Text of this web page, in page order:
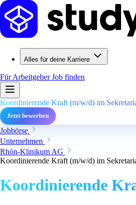
Alles für deine Karriere
Für ArbeitgeberJob finden
Koordinierende Kraft (m/w/d) im
Jetzt bewerben
Jobbörse
Unternehmen
Rhön-Klinikum AG
Koordinierende Kraft (m/w/d) im
Koordinierende